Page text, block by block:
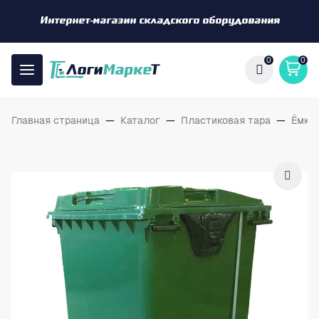
Интернет-магазин складского оборудования
0 0
Главная страница — Каталог — Пластиковая тара —